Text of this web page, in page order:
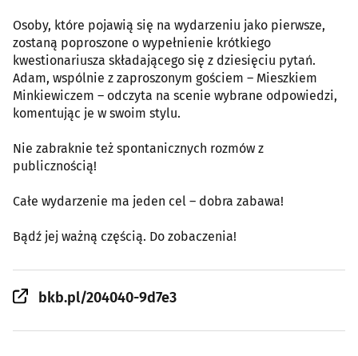
Osoby, które pojawią się na wydarzeniu jako pierwsze,
zostaną poproszone o wypełnienie krótkiego
kwestionariusza składającego się z dziesięciu pytań.
Adam, wspólnie z zaproszonym gościem – Mieszkiem
Minkiewiczem – odczyta na scenie wybrane odpowiedzi,
komentując je w swoim stylu.
Nie zabraknie też spontanicznych rozmów z
publicznością!
Całe wydarzenie ma jeden cel – dobra zabawa!
Bądź jej ważną częścią. Do zobaczenia!
bkb.pl/204040-9d7e3